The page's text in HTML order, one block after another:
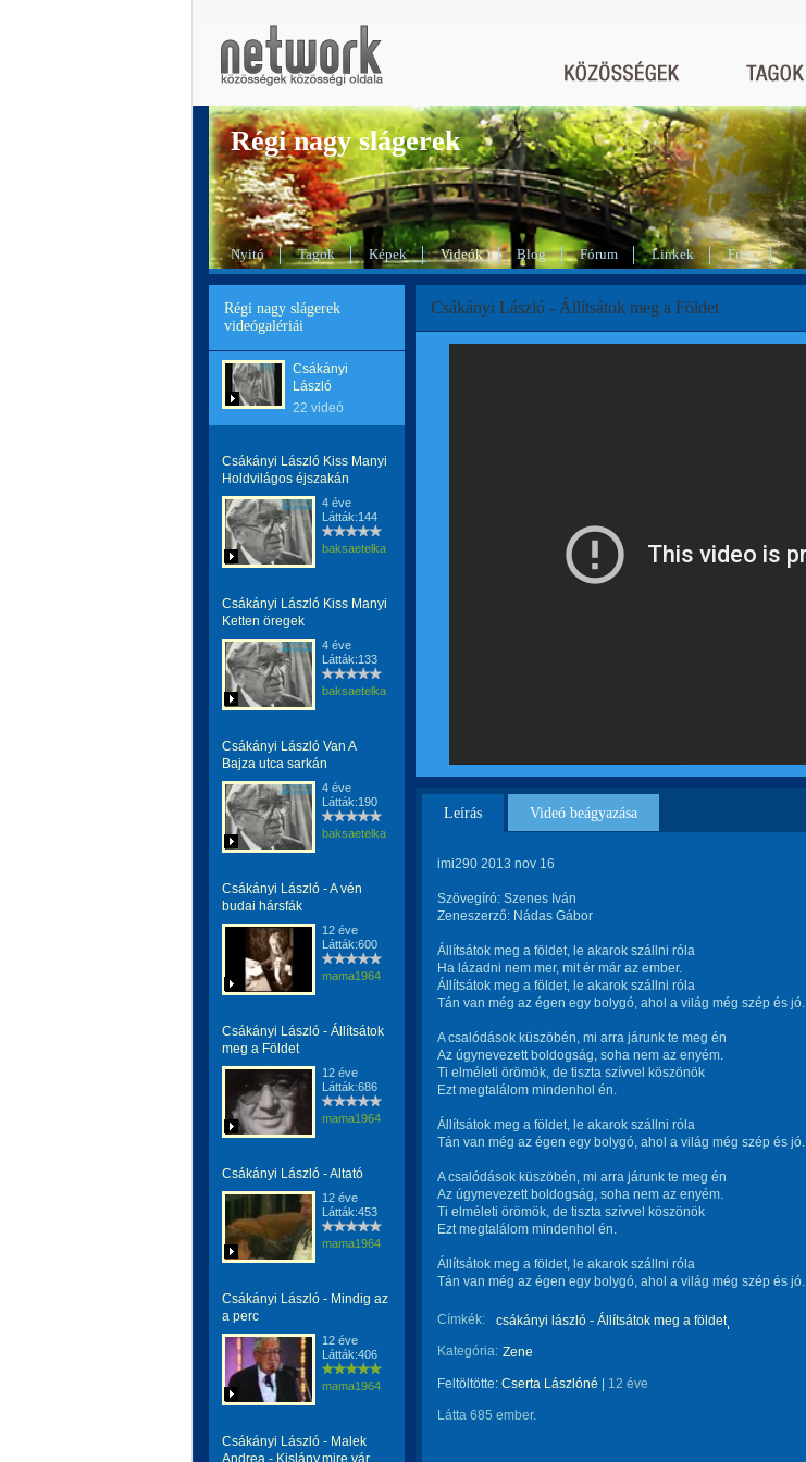
Régi nagy slágerek
Nyitó Tagok Képek Videók Blog Fórum Linkek Friss
Régi nagy slágerek
videógalériái
Csákányi
László
22 videó
Csákányi László Kiss Manyi
Holdvilágos éjszakán
4 éve
Látták:144
baksaetelka
Csákányi László Kiss Manyi
Ketten öregek
4 éve
Látták:133
baksaetelka
Csákányi László Van A
Bajza utca sarkán
4 éve
Látták:190
baksaetelka
Csákányi László - A vén
budai hársfák
12 éve
Látták:600
mama1964
Csákányi László - Állítsátok
meg a Földet
12 éve
Látták:686
mama1964
Csákányi László - Altató
12 éve
Látták:453
mama1964
Csákányi László - Mindig az
a perc
12 éve
Látták:406
mama1964
Csákányi László - Malek
Andrea - Kislány,mire vár
Csákányi László - Állítsátok meg a Földet
Leírás Videó beágyazása
imi290 2013 nov 16
Szövegíró: Szenes Iván
Zeneszerző: Nádas Gábor
Állítsátok meg a földet, le akarok szállni róla
Ha lázadni nem mer, mit ér már az ember.
Állítsátok meg a földet, le akarok szállni róla
Tán van még az égen egy bolygó, ahol a világ még szép és jó.
A csalódások küszöbén, mi arra járunk te meg én
Az úgynevezett boldogság, soha nem az enyém.
Ti elméleti örömök, de tiszta szívvel köszönök
Ezt megtalálom mindenhol én.
Állítsátok meg a földet, le akarok szállni róla
Tán van még az égen egy bolygó, ahol a világ még szép és jó.
A csalódások küszöbén, mi arra járunk te meg én
Az úgynevezett boldogság, soha nem az enyém.
Ti elméleti örömök, de tiszta szívvel köszönök
Ezt megtalálom mindenhol én.
Állítsátok meg a földet, le akarok szállni róla
Tán van még az égen egy bolygó, ahol a világ még szép és jó.
Címkék:
csákányi lászló - Állítsátok meg a földet
Kategória: Zene
Feltöltötte: Cserta Lászlóné 12 éve
Látta 685 ember.